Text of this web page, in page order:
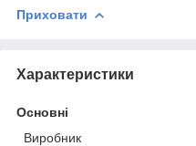
Приховати
Характеристики
Основні
Виробник